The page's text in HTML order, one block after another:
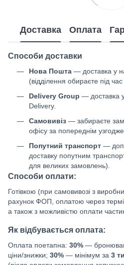
Доставка Оплата
Способи доставки
Нова Пошта — доставка у
(відділення обираєте під
Delivery Group — доставка
Delivery.
Самовивіз — забираєте
офісу за попереднім
Попутний транспорт —
доставку попутним
для великих замовлень).
Способи оплати:
Готівкою (при самовивозі з
рахунок ФОП, оплатою через
а також з можливістю оплати
Як відбувається оплата:
Оплата поетапна: 30% —
ціни/знижки; 30% — мінімум за 3